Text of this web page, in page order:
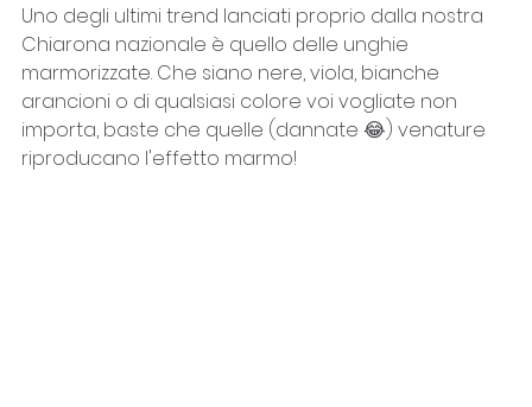
Uno degli ultimi trend lanciati proprio dalla nostra
Chiarona nazionale è quello delle unghie
marmorizzate. Che siano nere, viola, bianche
arancioni o di qualsiasi colore voi vogliate non
importa, baste che quelle (dannate 😂) venature
riproducano l'effetto marmo!